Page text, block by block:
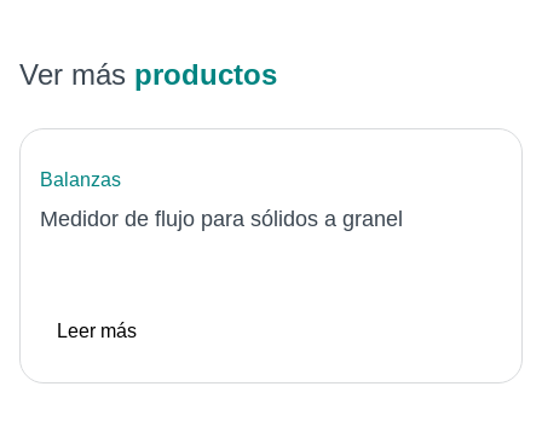
Ver más productos
Balanzas
Medidor de flujo para sólidos a granel
Leer más